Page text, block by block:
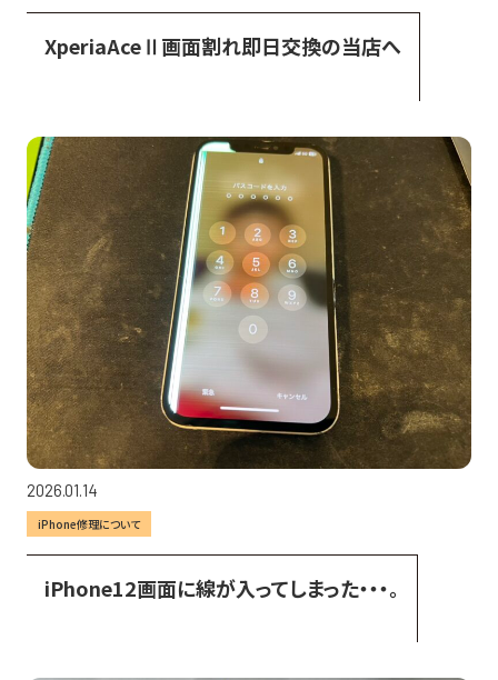
XperiaAceⅡ画面割れ即日交換の当店へ
2026.01.14
iPhone修理について
iPhone12画面に線が入ってしまった・・・。